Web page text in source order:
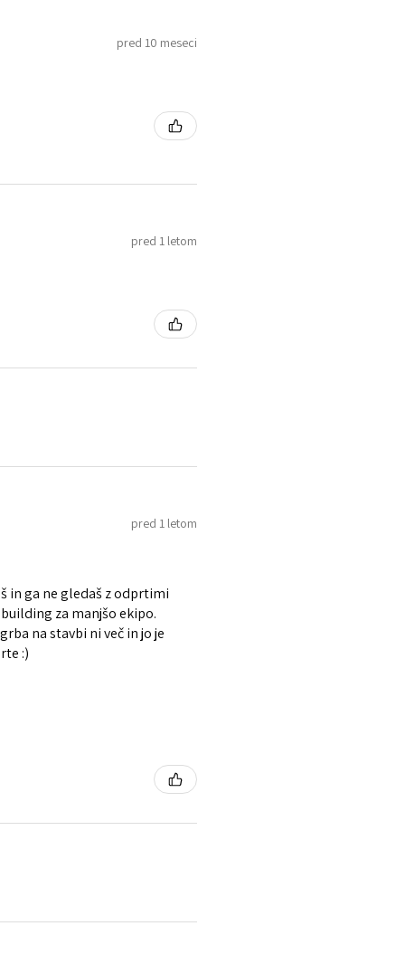
pred 10 meseci
pred 1 letom
pred 1 letom
in ga ne gledaš z odprtimi
za manjšo ekipo.
na stavbi ni več in jo je
:)